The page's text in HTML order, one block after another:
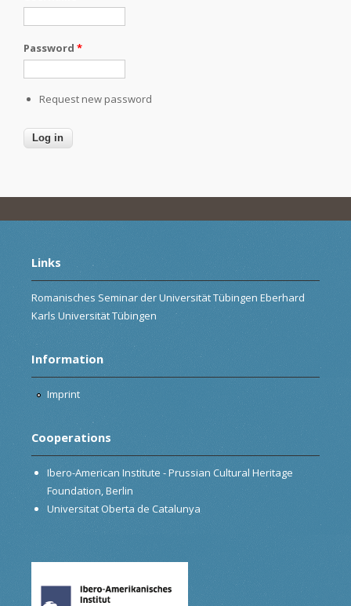
Password *
Request new password
Links
Romanisches Seminar der Universität Tübingen Eberhard
Karls Universität Tübingen
Information
Imprint
Cooperations
Ibero-American Institute - Prussian Cultural Heritage
Foundation, Berlin
Universitat Oberta de Catalunya